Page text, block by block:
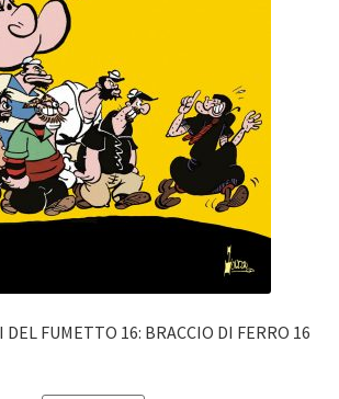
FUMETTO 16: BRACCIO DI FERRO 16